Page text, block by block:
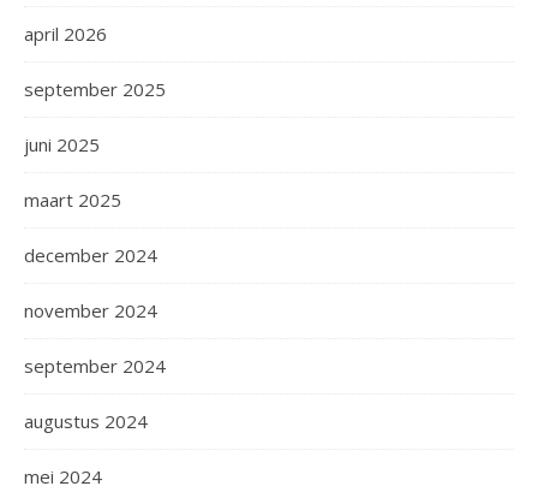
april 2026
september 2025
juni 2025
maart 2025
december 2024
november 2024
september 2024
augustus 2024
mei 2024